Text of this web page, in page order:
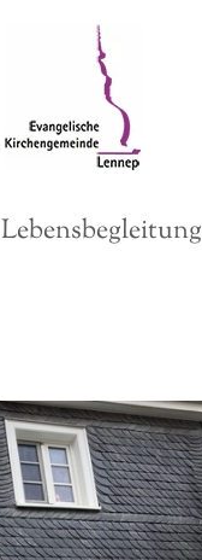
Lebensbegleitung